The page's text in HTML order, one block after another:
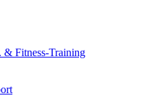
& Fitness-Training